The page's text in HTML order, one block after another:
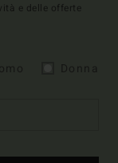
e delle offerte